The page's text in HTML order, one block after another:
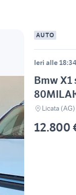
AUTO
Ieri alle 18:34
Bmw X1
Licata (AG)
12.800